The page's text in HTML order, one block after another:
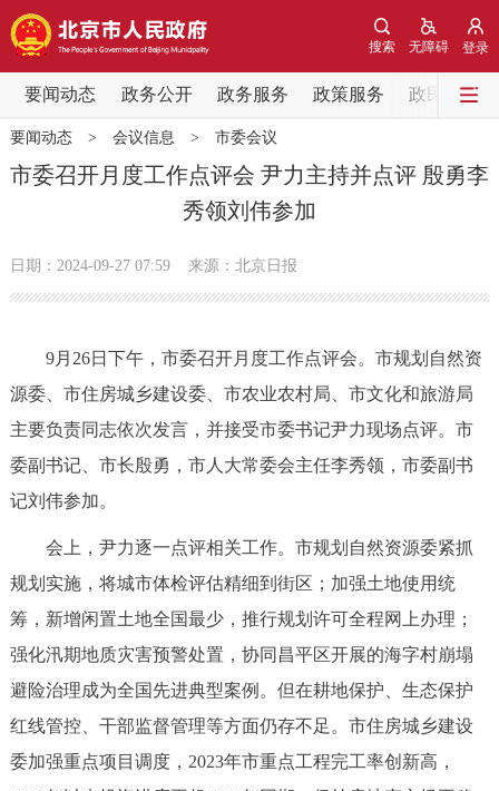
登录
无障碍
搜索
要闻动态 政务公开 政务服务 政策服务 政民互动
要闻动态
党中央精神 国务院信息
会议信息
市领导 机构职能 政策服务
政策兑现 政策解读 回应关切
政务服务
中介服务 阳光政务
要闻动态> 会议信息 > 市委会议
市委召开月度工作点评会 尹力主持并点评 殷勇李
秀领刘伟参加
日期：2024-09-27 07:59 来源：北京日报
9月26日下午，市委召开月度工作点评会。市规划自然资
源委、市住房城乡建设委、市农业农村局、市文化和旅游局
主要负责同志依次发言，并接受市委书记尹力现场点评。市
委副书记、市长殷勇，市人大常委会主任李秀领，市委副书
记刘伟参加。
会上，尹力逐一点评相关工作。市规划自然资源委紧抓
规划实施，将城市体检评估精细到街区；加强土地使用统
筹，新增闲置土地全国最少，推行规划许可全程网上办理；
强化汛期地质灾害预警处置，协同昌平区开展的海字村崩塌
避险治理成为全国先进典型案例。但在耕地保护、生态保护
红线管控、干部监督管理等方面仍存不足。市住房城乡建设
委加强重点项目调度，2023年市重点工程完工率创新高，